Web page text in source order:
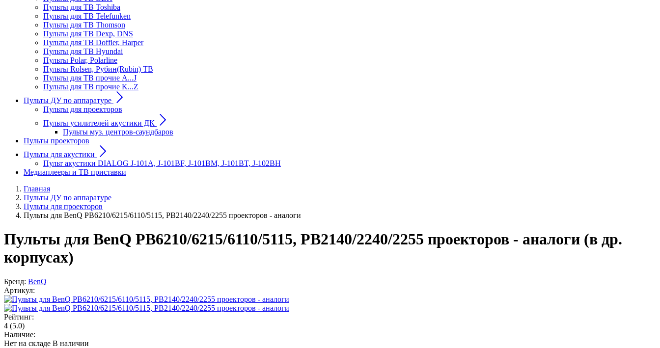
Пульты для ТВ Toshiba
Пульты для ТВ Telefunken
Пульты для ТВ Thomson
Пульты для ТВ Dexp, DNS
Пульты для ТВ Doffler, Harper
Пульты для ТВ Hyundai
Пульты Polar, Polarline
Пульты Rolsen, Рубин(Rubin) ТВ
Пульты для ТВ прочие A...J
Пульты для ТВ прочие K...Z
Пульты ДУ по аппаратуре
Пульты для проекторов
Пульты усилителей акустики ДК
Пульты муз. центров-саундбаров
Пульты проекторов
Пульты для акустики
Пульт акустики DIALOG J-101A, J-101BF, J-101BM, J-101BT, J-102BH
Медиаплееры и ТВ приставки
Главная
Пульты ДУ по аппаратуре
Пульты для проекторов
Пульты для BenQ PB6210/6215/6110/5115, PB2140/2240/2255 проекторов - аналоги
Пульты для BenQ PB6210/6215/6110/5115, PB2140/2240/2255 проекторов - аналоги (в др.
корпусах)
Бренд: BenQ
Артикул:
Рейтинг:
4 (5.0)
Наличие:
Нет на складе В наличии